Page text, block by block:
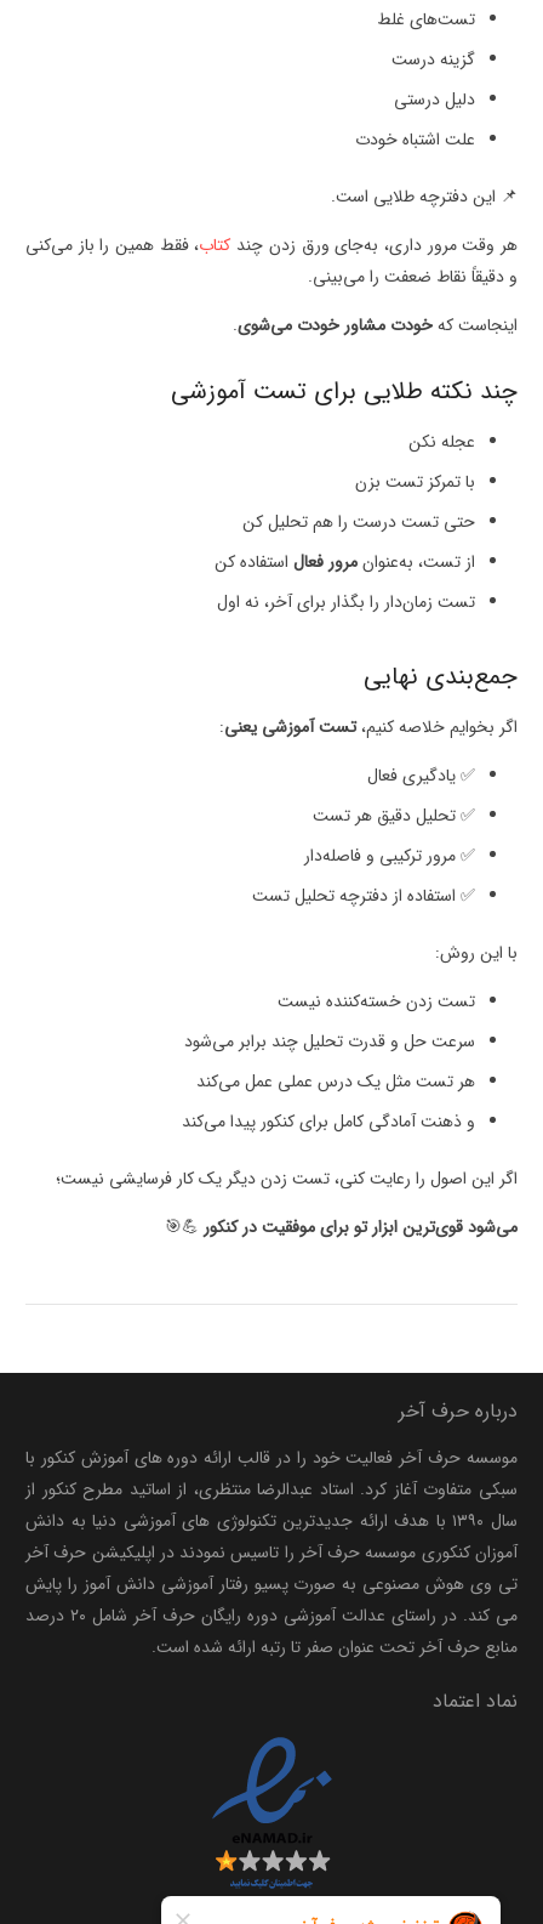
تست‌های غلط
گزینه درست
دلیل درستی
علت اشتباه خودت
📌 این دفترچه طلایی است.
هر وقت مرور داری، به‌جای ورق زدن چند کتاب، فقط همین را باز می‌کنی
و دقیقاً نقاط ضعفت را می‌بینی.
اینجاست کهخودت مشاور خودت می‌شوی.
چند نکته طلایی برای تست آموزشی
عجله نکن
با تمرکز تست بزن
حتی تست درست را هم تحلیل کن
از تست، به‌عنوانمرور فعال استفاده کن
تست زمان‌دار را بگذار برای آخر، نه اول
جمع‌بندی نهایی
اگر بخوایم خلاصه کنیم،تست آموزشی یعنی:
✅ یادگیری فعال
✅ تحلیل دقیق هر تست
✅ مرور ترکیبی و فاصله‌دار
✅ استفاده از دفترچه تحلیل تست
با این روش:
تست زدن خسته‌کننده نیست
سرعت حل و قدرت تحلیل چند برابر می‌شود
هر تست مثل یک درس عملی عمل می‌کند
و ذهنت آمادگی کامل برای کنکور پیدا می‌کند
اگر این اصول را رعایت کنی، تست زدن دیگر یک کار فرسایشی نیست؛
می‌شود قوی‌ترین ابزار تو برای موفقیت در کنکور 💪🎯
درباره حرف آخر
موسسه حرف آخر فعالیت خود را در قالب ارائه دوره های آموزش کنکور با
سبکی متفاوت آغاز کرد. استاد عبدالرضا منتظری، از اساتید مطرح کنکور از
سال ۱۳۹۰ با هدف ارائه جدیدترین تکنولوژی های آموزشی دنیا به دانش
آموزان کنکوری موسسه حرف آخر را تاسیس نمودند در اپلیکیشن حرف آخر
تی وی هوش مصنوعی به صورت پسیو رفتار آموزشی دانش آموز را پایش
می کند. در راستای عدالت آموزشی دوره رایگان حرف آخر شامل ۲۰ درصد
منابع حرف آخر تحت عنوان صفر تا رتبه ارائه شده است.
نماد اعتماد